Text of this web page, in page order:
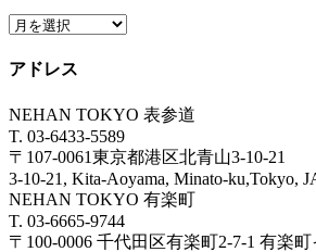
アドレス
NEHAN TOKYO 表参道
T. 03-6433-5589
〒107-0061東京都港区北青山3-10-21
3-10-21, Kita-Aoyama, Minato-
NEHAN TOKYO 有楽町
T. 03-6665-9744
〒100-0006 千代田区有楽町2-7-1 有楽